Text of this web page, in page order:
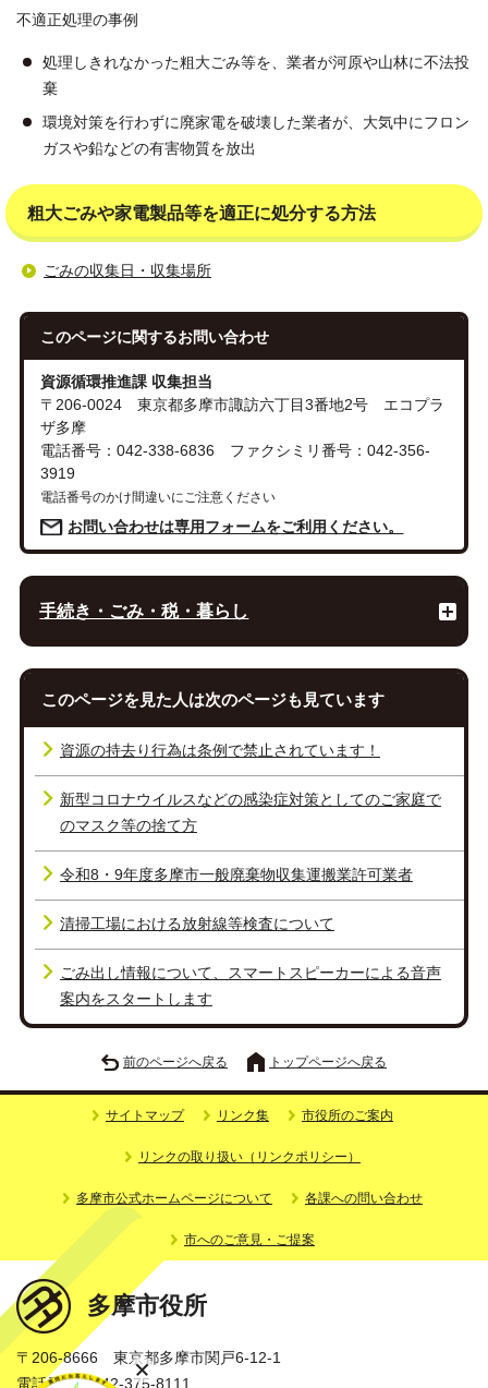
不適正処理の事例
処理しきれなかった粗大ごみ等を、業者が河原や山林に不法投
棄
環境対策を行わずに廃家電を破壊した業者が、大気中にフロン
ガスや鉛などの有害物質を放出
粗大ごみや家電製品等を適正に処分する方法
ごみの収集日・収集場所
このページに関するお問い合わせ
資源循環推進課 収集担当
〒206-0024 東京都多摩市諏訪六丁目3番地2号 エコプラ
ザ多摩
電話番号：042-338-6836 ファクシミリ番号：042-356-
3919
電話番号のかけ間違いにご注意ください
お問い合わせは専用フォームをご利用ください。
手続き・ごみ・税・暮らし
このページを見た人は次のページも見ています
資源の持去り行為は条例で禁止されています！
新型コロナウイルスなどの感染症対策としてのご家庭で
のマスク等の捨て方
令和8・9年度多摩市一般廃棄物収集運搬業許可業者
清掃工場における放射線等検査について
ごみ出し情報について、スマートスピーカーによる音声
案内をスタートします
前のページへ戻る トップページへ戻る
サイトマップ リンク集 市役所のご案内
リンクの取り扱い（リンクポリシー）
多摩市公式ホームページについて 各課への問い合わせ
市へのご意見・ご提案
多摩市役所
〒206-8666 東京都多摩市関戸6-12-1
電話番号：042-375-8111